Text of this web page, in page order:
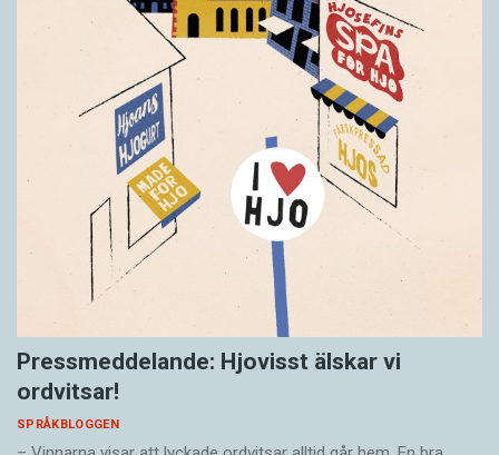
Pressmeddelande: Hjovisst älskar vi
ordvitsar!
SPRÅKBLOGGEN